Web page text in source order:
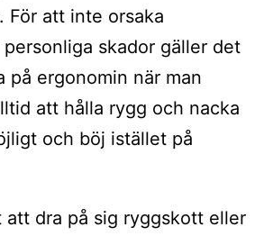
För att inte orsaka
skador gäller det
på ergonomin när man
att hålla rygg och nacka
och böj istället på
att dra på sig ryggskott eller